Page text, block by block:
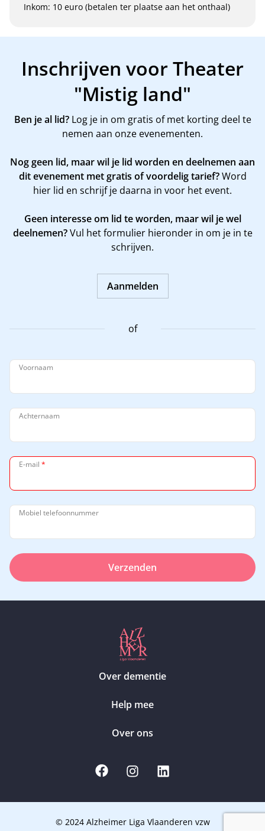
Inkom: 10 euro (betalen ter plaatse aan het onthaal)
Inschrijven voor Theater
"Mistig land"
Ben je al lid?Log je in om gratis of met korting deel te
nemen aan onze evenementen.
Nog geen lid, maar wil je lid worden en deelnemen aan
dit evenement met gratis of voordelig tarief?Word
hier lid en schrijf je daarna in voor het event.
Geen interesse om lid te worden, maar wil je wel
deelnemen?Vul het formulier hieronder in om je in te
schrijven.
Aanmelden
of
Voornaam
Achternaam
E-mail *
Mobiel telefoonnummer
Verzenden
Over dementie
Help mee
Over ons
© 2024 Alzheimer Liga Vlaanderen vzw